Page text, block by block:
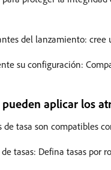
del lanzamiento: cree
su configuración:
pueden aplicar los
de tasa son compatibles
tasas: Defina tasas por